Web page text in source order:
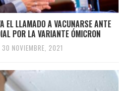
EL LLAMADO A VACUNARSE ANTE
POR LA VARIANTE ÓMICRON
30 NOVIEMBRE, 2021